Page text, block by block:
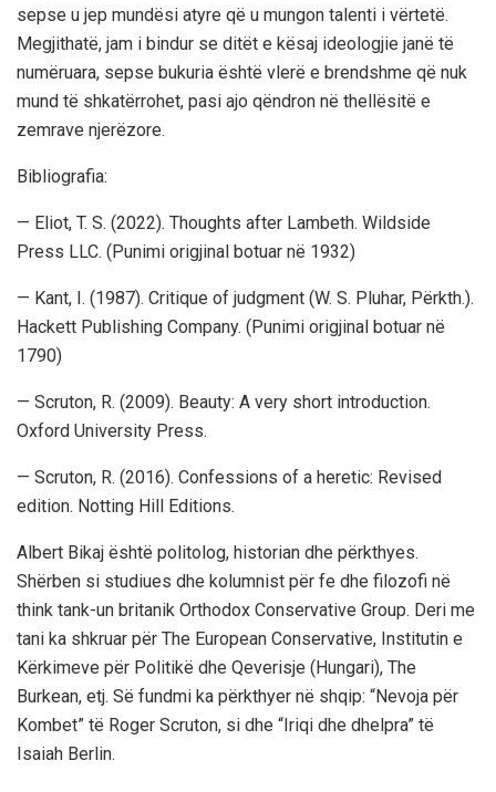
sepse u jep mundësi atyre që u mungon talenti i vërtetë.
Megjithatë, jam i bindur se ditët e kësaj ideologjie janë të
numëruara, sepse bukuria është vlerë e brendshme që nuk
mund të shkatërrohet, pasi ajo qëndron në thellësitë e
zemrave njerëzore.
Bibliografia:
— Eliot, T. S. (2022). Thoughts after Lambeth. Wildside
Press LLC. (Punimi origjinal botuar në 1932)
— Kant, I. (1987). Critique of judgment (W. S. Pluhar, Përkth.).
Hackett Publishing Company. (Punimi origjinal botuar në
1790)
— Scruton, R. (2009). Beauty: A very short introduction.
Oxford University Press.
— Scruton, R. (2016). Confessions of a heretic: Revised
edition. Notting Hill Editions.
Albert Bikaj është politolog, historian dhe përkthyes.
Shërben si studiues dhe kolumnist për fe dhe filozofi në
think tank-un britanik Orthodox Conservative Group. Deri me
tani ka shkruar për The European Conservative, Institutin e
Kërkimeve për Politikë dhe Qeverisje (Hungari), The
Burkean, etj. Së fundmi ka përkthyer në shqip: “Nevoja për
Kombet” të Roger Scruton, si dhe “Iriqi dhe dhelpra” të
Isaiah Berlin.